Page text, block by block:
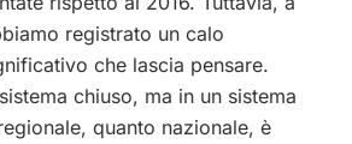
registrato un calo
che lascia pensare.
chiuso, ma in un sistema
quanto nazionale, è